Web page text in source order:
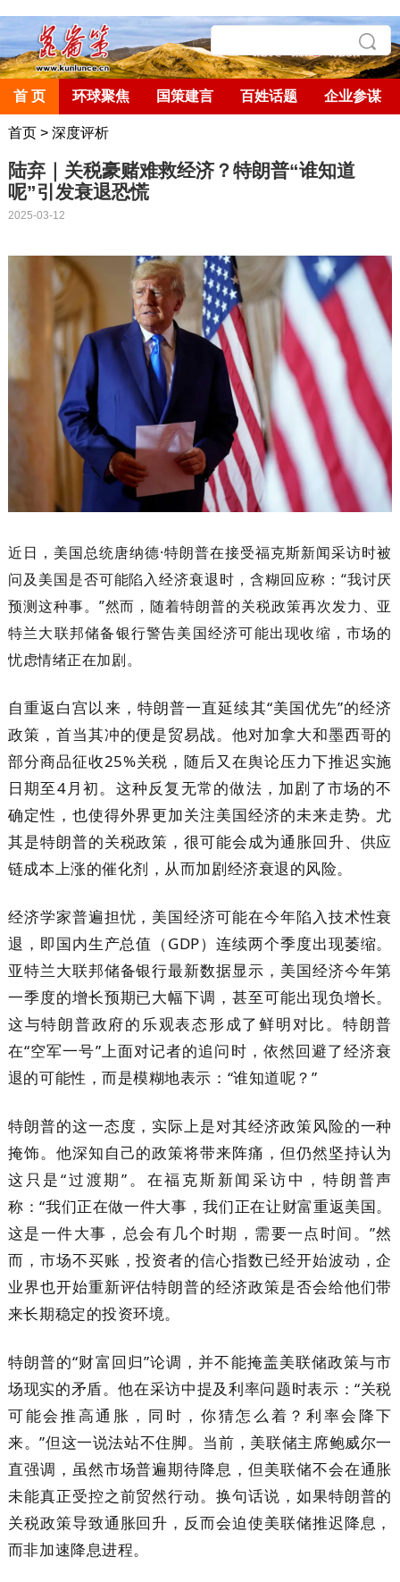
首 页 环球聚焦 国策建言 百姓话题 企业参谋
首页> 深度评析
陆弃｜关税豪赌难救经济？特朗普“谁知道
呢”引发衰退恐慌
2025-03-12
近日，美国总统唐纳德·特朗普在接受福克斯新闻采访时被
问及美国是否可能陷入经济衰退时，含糊回应称：“我讨厌
预测这种事。”然而，随着特朗普的关税政策再次发力、亚
特兰大联邦储备银行警告美国经济可能出现收缩，市场的
忧虑情绪正在加剧。
自重返白宫以来，特朗普一直延续其“美国优先”的经济
政策，首当其冲的便是贸易战。他对加拿大和墨西哥的
部分商品征收25%关税，随后又在舆论压力下推迟实施
日期至4月初。这种反复无常的做法，加剧了市场的不
确定性，也使得外界更加关注美国经济的未来走势。尤
其是特朗普的关税政策，很可能会成为通胀回升、供应
链成本上涨的催化剂，从而加剧经济衰退的风险。
经济学家普遍担忧，美国经济可能在今年陷入技术性衰
退，即国内生产总值（GDP）连续两个季度出现萎缩。
亚特兰大联邦储备银行最新数据显示，美国经济今年第
一季度的增长预期已大幅下调，甚至可能出现负增长。
这与特朗普政府的乐观表态形成了鲜明对比。特朗普
在“空军一号”上面对记者的追问时，依然回避了经济衰
退的可能性，而是模糊地表示：“谁知道呢？”
特朗普的这一态度，实际上是对其经济政策风险的一种
掩饰。他深知自己的政策将带来阵痛，但仍然坚持认为
这只是“过渡期”。在福克斯新闻采访中，特朗普声
称：“我们正在做一件大事，我们正在让财富重返美国。
这是一件大事，总会有几个时期，需要一点时间。”然
而，市场不买账，投资者的信心指数已经开始波动，企
业界也开始重新评估特朗普的经济政策是否会给他们带
来长期稳定的投资环境。
特朗普的“财富回归”论调，并不能掩盖美联储政策与市
场现实的矛盾。他在采访中提及利率问题时表示：“关税
可能会推高通胀，同时，你猜怎么着？利率会降下
来。”但这一说法站不住脚。当前，美联储主席鲍威尔一
直强调，虽然市场普遍期待降息，但美联储不会在通胀
未能真正受控之前贸然行动。换句话说，如果特朗普的
关税政策导致通胀回升，反而会迫使美联储推迟降息，
而非加速降息进程。